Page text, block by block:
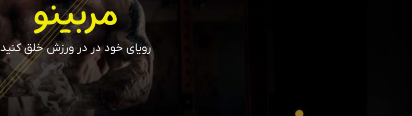
مربینو
رویای خود در در ورزش خلق کنید